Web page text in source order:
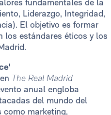
fundamentales de la
Liderazgo, Integridad,
El objetivo es formar
los estándares éticos y los
The Real Madrid
anual engloba
del mundo del
como marketing,